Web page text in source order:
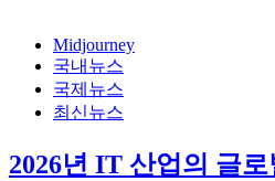
Midjourney
국내뉴스
국제뉴스
최신뉴스
2026년 IT 산업의 글